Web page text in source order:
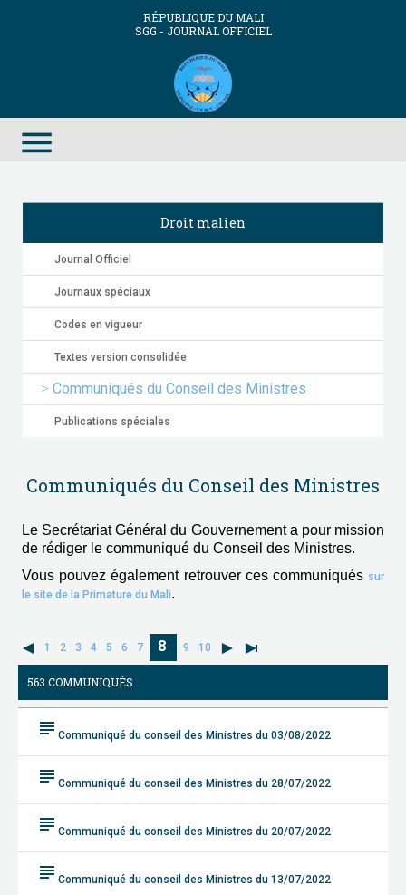
RÉPUBLIQUE DU MALI
SGG - JOURNAL OFFICIEL
menu
Droit malien
Journal Officiel
Journaux spéciaux
Codes en vigueur
Textes version consolidée
Communiqués du Conseil des Ministres
Publications spéciales
Communiqués du Conseil des Ministres
Le Secrétariat Général du Gouvernement a pour mission
de rédiger le communiqué du Conseil des Ministres.
Vous pouvez également retrouver ces communiqués sur
le site de la Primature du Mali.
1 2 3 4 5 6 7 8 9 10
563 COMMUNIQUÉS
subject Communiqué du conseil des Ministres du 03/08/2022
subject Communiqué du conseil des Ministres du 28/07/2022
subject Communiqué du conseil des Ministres du 20/07/2022
subject Communiqué du conseil des Ministres du 13/07/2022